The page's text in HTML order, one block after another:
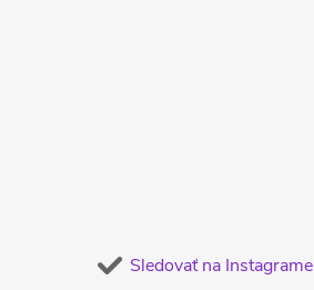
Sledovať na Instagrame